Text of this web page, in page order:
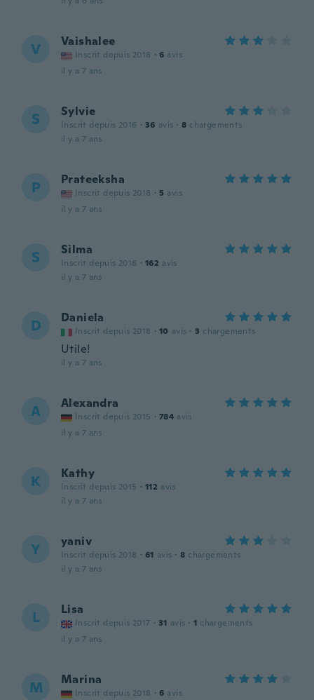
V Vaishalee
Inscrit depuis 2018 · 6 avis
il y a 7 ans
S Sylvie
Inscrit depuis 2016 · 36 avis · 8 chargements
il y a 7 ans
P Prateeksha
Inscrit depuis 2018 · 5 avis
il y a 7 ans
S Silma
Inscrit depuis 2016 · 162 avis
il y a 7 ans
D Daniela
Inscrit depuis 2018 · 10 avis · 3 chargements
Utile!
il y a 7 ans
A Alexandra
Inscrit depuis 2015 · 784 avis
il y a 7 ans
K Kathy
Inscrit depuis 2015 · 112 avis
il y a 7 ans
Y yaniv
Inscrit depuis 2018 · 61 avis · 8 chargements
il y a 7 ans
L Lisa
Inscrit depuis 2017 · 31 avis · 1 chargements
il y a 7 ans
M Marina
Inscrit depuis 2018 · 6 avis